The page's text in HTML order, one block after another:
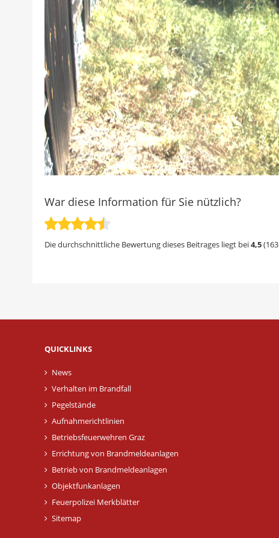
War diese Information für Sie nützlich?
Die durchschnittliche Bewertung dieses Beitrages liegt bei4,5(163
QUICKLINKS
News
Verhalten im Brandfall
Pegelstände
Aufnahmerichtlinien
Betriebsfeuerwehren Graz
Errichtung von Brandmeldeanlagen
Betrieb von Brandmeldeanlagen
Objektfunkanlagen
Feuerpolizei Merkblätter
Sitemap